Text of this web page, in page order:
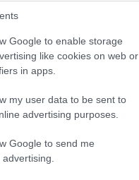
Google to enable storage
like cookies on web or
in apps.
my user data to be sent to
advertising purposes.
Google to send me
ΤΗΛΕΟΡΑΣΗ
ATTICA TV